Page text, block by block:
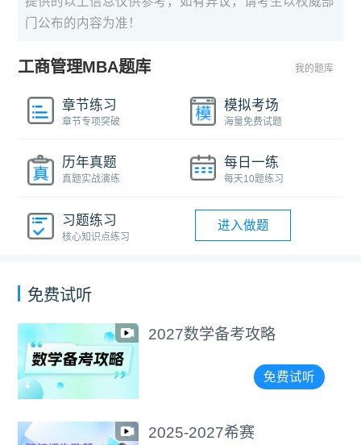
门公布的内容为准！
工商管理MBA题库 我的题库
章节练习
章节专项突破
模拟考场
海量免费试题
历年真题
真题实战演练
每日一练
每天10题练习
习题练习
核心知识点练习
进入做题
免费试听
2027数学备考攻略
免费试听
2025-2027希赛